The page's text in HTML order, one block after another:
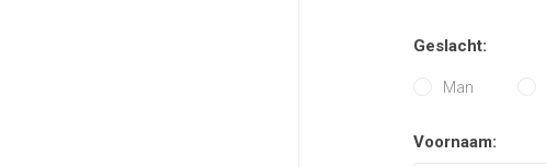
Geslacht:
Man
Voornaam: